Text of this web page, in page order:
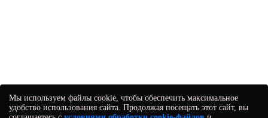
Мы используем файлы cookie, чтобы обеспечить максимальное
удобство использования сайта. Продолжая посещать этот сайт, вы